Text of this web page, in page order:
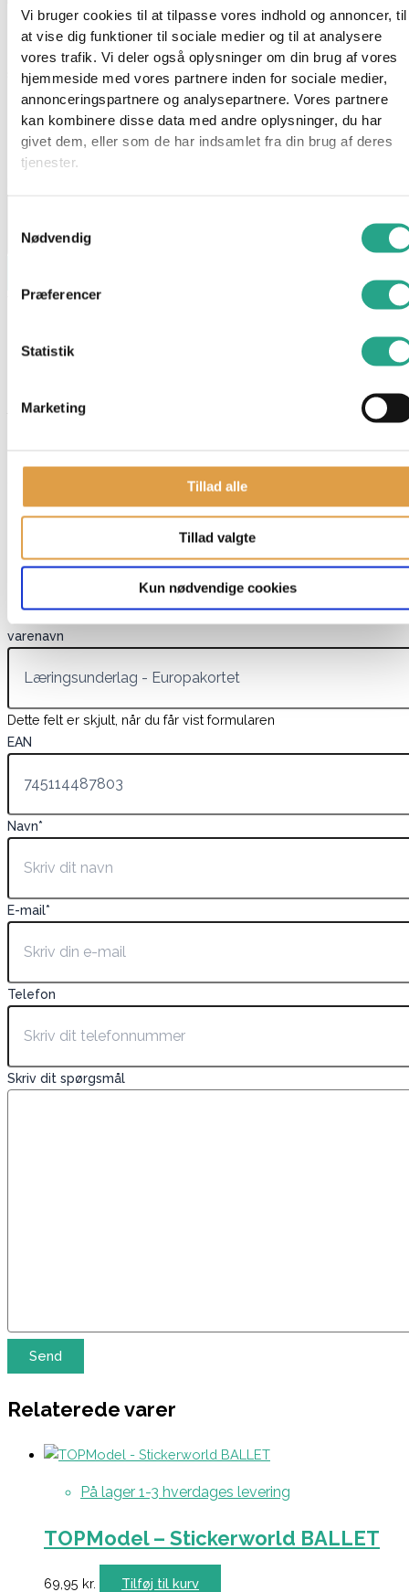
Vi bruger cookies til at tilpasse vores indhold og annoncer, til
at vise dig funktioner til sociale medier og til at analysere
vores trafik. Vi deler også oplysninger om din brug af vores
hjemmeside med vores partnere inden for sociale medier,
annonceringspartnere og analysepartnere. Vores partnere
kan kombinere disse data med andre oplysninger, du har
givet dem, eller som de har indsamlet fra din brug af deres
tjenester.
Nødvendig
Præferencer
Statistik
Marketing
Tillad alle
Tillad valgte
Kun nødvendige cookies
Læringsunderlag – Europakortet
59,95
På lager 1-3 hverdages levering
På lager: På lager
Varenummer93418
Spørg om produktet
Læringsunderlaget støtter dit barns læring i hverdagen, når i
tegner, laver perler eller spiller spil. Mulighederne er mange
Har du spørgsmål til denne vare?
Dette felt er skjult, når du får vist formularen
varenavn
Dette felt er skjult, når du får vist formularen
EAN
Navn*
E-mail*
Telefon
Skriv dit spørgsmål
Relaterede varer
På lager 1-3 hverdages levering
TOPModel – Stickerworld BALLET
69,95 kr. Tilføj til kurv